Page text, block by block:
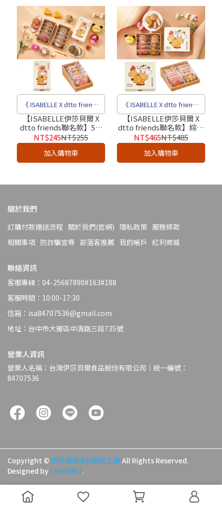
《 ISABELLE X dtto friends
聯名熱銷禮盒 》
【ISABELLE伊莎貝爾 X
dtto friends聯名款】5入
綜合布雪禮盒B（大宗優
惠）｜送禮首選、高端禮
盒、商務禮盒、企業送禮
首選
NT$245NT$255
加入購物車
《 ISABELLE X dtto friends
聯名熱銷禮盒 》
【ISABELLE伊莎貝爾 X
dtto friends聯名款】綜合
布雪禮盒10入（大宗優
惠）｜送禮首選、高端禮
盒、商務禮盒、企業送禮
首選
NT$465NT$485
加入購物車
關於我們
訂購付款運送流程 關於我們(官網) 隱私政策 服務條款
相關事項 防詐騙宣導 部落客推薦 我的帳戶 紅利商城
聯絡資訊
客服專線：04-25687890#163#188
客服時間：10:00-17:30
信箱：isa84707536@gmail.com
地址：台中市大雅區中清路三段735號
營業人資訊
營業人名稱：台灣伊莎貝爾食品股份有限公司｜統一編號：
84707536
Copyright © 伊莎貝爾烘焙觀光工廠All Rights Reserved.
Designed by CYBERBIZ.